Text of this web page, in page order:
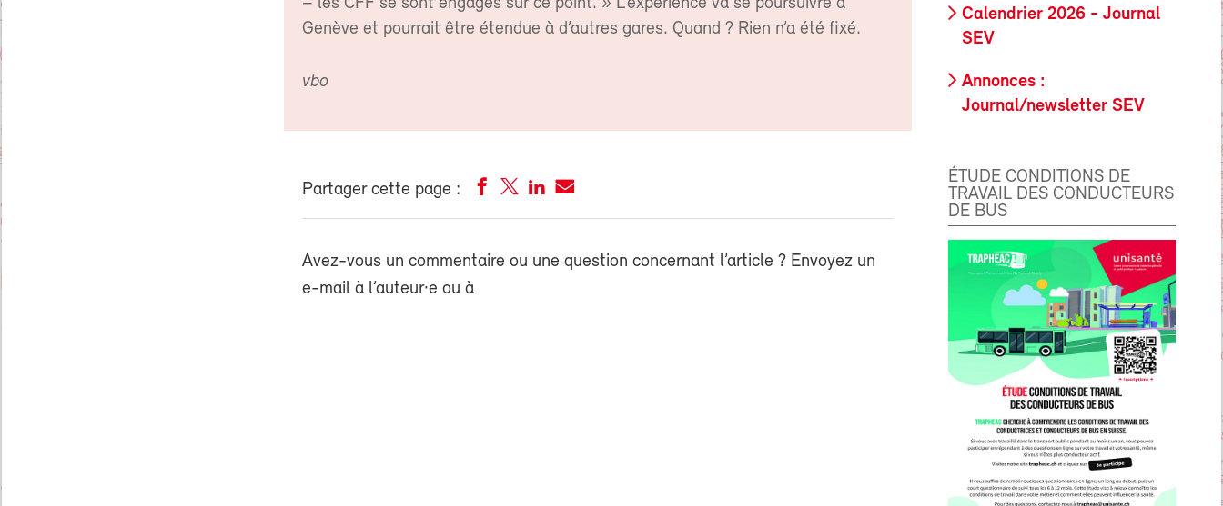
– les CFF se sont engagés sur ce point. » L’expérience va se poursuivre à
Genève et pourrait être étendue à d’autres gares. Quand ? Rien n’a été fixé.
vbo
Partager cette page :
Avez-vous un commentaire ou une question concernant l’article ? Envoyez un
e-mail à l’auteur·e ou à
Calendrier 2026 - Journal
SEV
Annonces :
Journal/newsletter SEV
ÉTUDE CONDITIONS DE
TRAVAIL DES CONDUCTEURS
DE BUS